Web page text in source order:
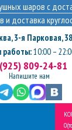
шаров с
и доставка
,3-я Парковая,
работы:10:00 –
809-24-81
Напишите нам
0